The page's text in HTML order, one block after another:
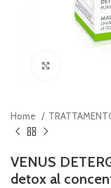
Home
VENUS
detox al